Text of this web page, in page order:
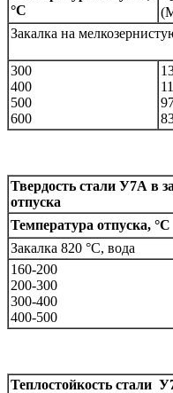
°С
Закалка на
300
400
500
600
Твердость стали У7А в
отпуска
Температура отпуска, °С
Закалка 820 °С, вода
160-200
200-300
300-400
400-500
Теплостойкость стали